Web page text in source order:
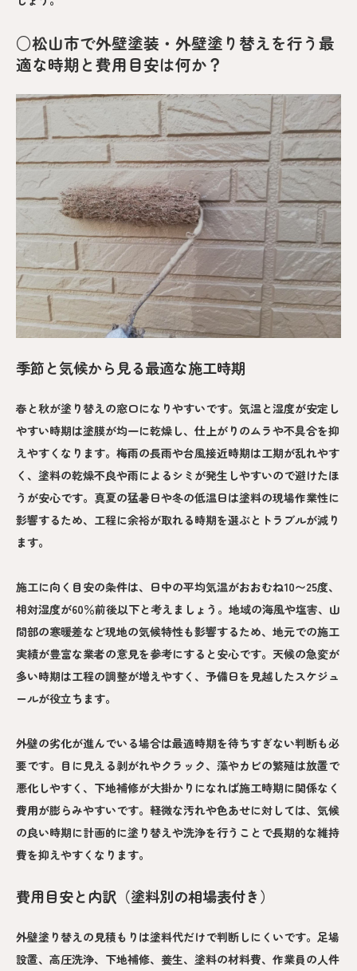
○松山市で外壁塗装・外壁塗り替えを行う最
適な時期と費用目安は何か？
季節と気候から見る最適な施工時期
春と秋が塗り替えの窓口になりやすいです。気温と湿度が安定し
やすい時期は塗膜が均一に乾燥し、仕上がりのムラや不具合を抑
えやすくなります。梅雨の長雨や台風接近時期は工期が乱れやす
く、塗料の乾燥不良や雨によるシミが発生しやすいので避けたほ
うが安心です。真夏の猛暑日や冬の低温日は塗料の現場作業性に
影響するため、工程に余裕が取れる時期を選ぶとトラブルが減り
ます。
施工に向く目安の条件は、日中の平均気温がおおむね10〜25度、
相対湿度が60％前後以下と考えましょう。地域の海風や塩害、山
間部の寒暖差など現地の気候特性も影響するため、地元での施工
実績が豊富な業者の意見を参考にすると安心です。天候の急変が
多い時期は工程の調整が増えやすく、予備日を見越したスケジュ
ールが役立ちます。
外壁の劣化が進んでいる場合は最適時期を待ちすぎない判断も必
要です。目に見える剥がれやクラック、藻やカビの繁殖は放置で
悪化しやすく、下地補修が大掛かりになれば施工時期に関係なく
費用が膨らみやすいです。軽微な汚れや色あせに対しては、気候
の良い時期に計画的に塗り替えや洗浄を行うことで長期的な維持
費を抑えやすくなります。
費用目安と内訳（塗料別の相場表付き）
外壁塗り替えの見積もりは塗料代だけで判断しにくいです。足場
設置、高圧洗浄、下地補修、養生、塗料の材料費、作業員の人件